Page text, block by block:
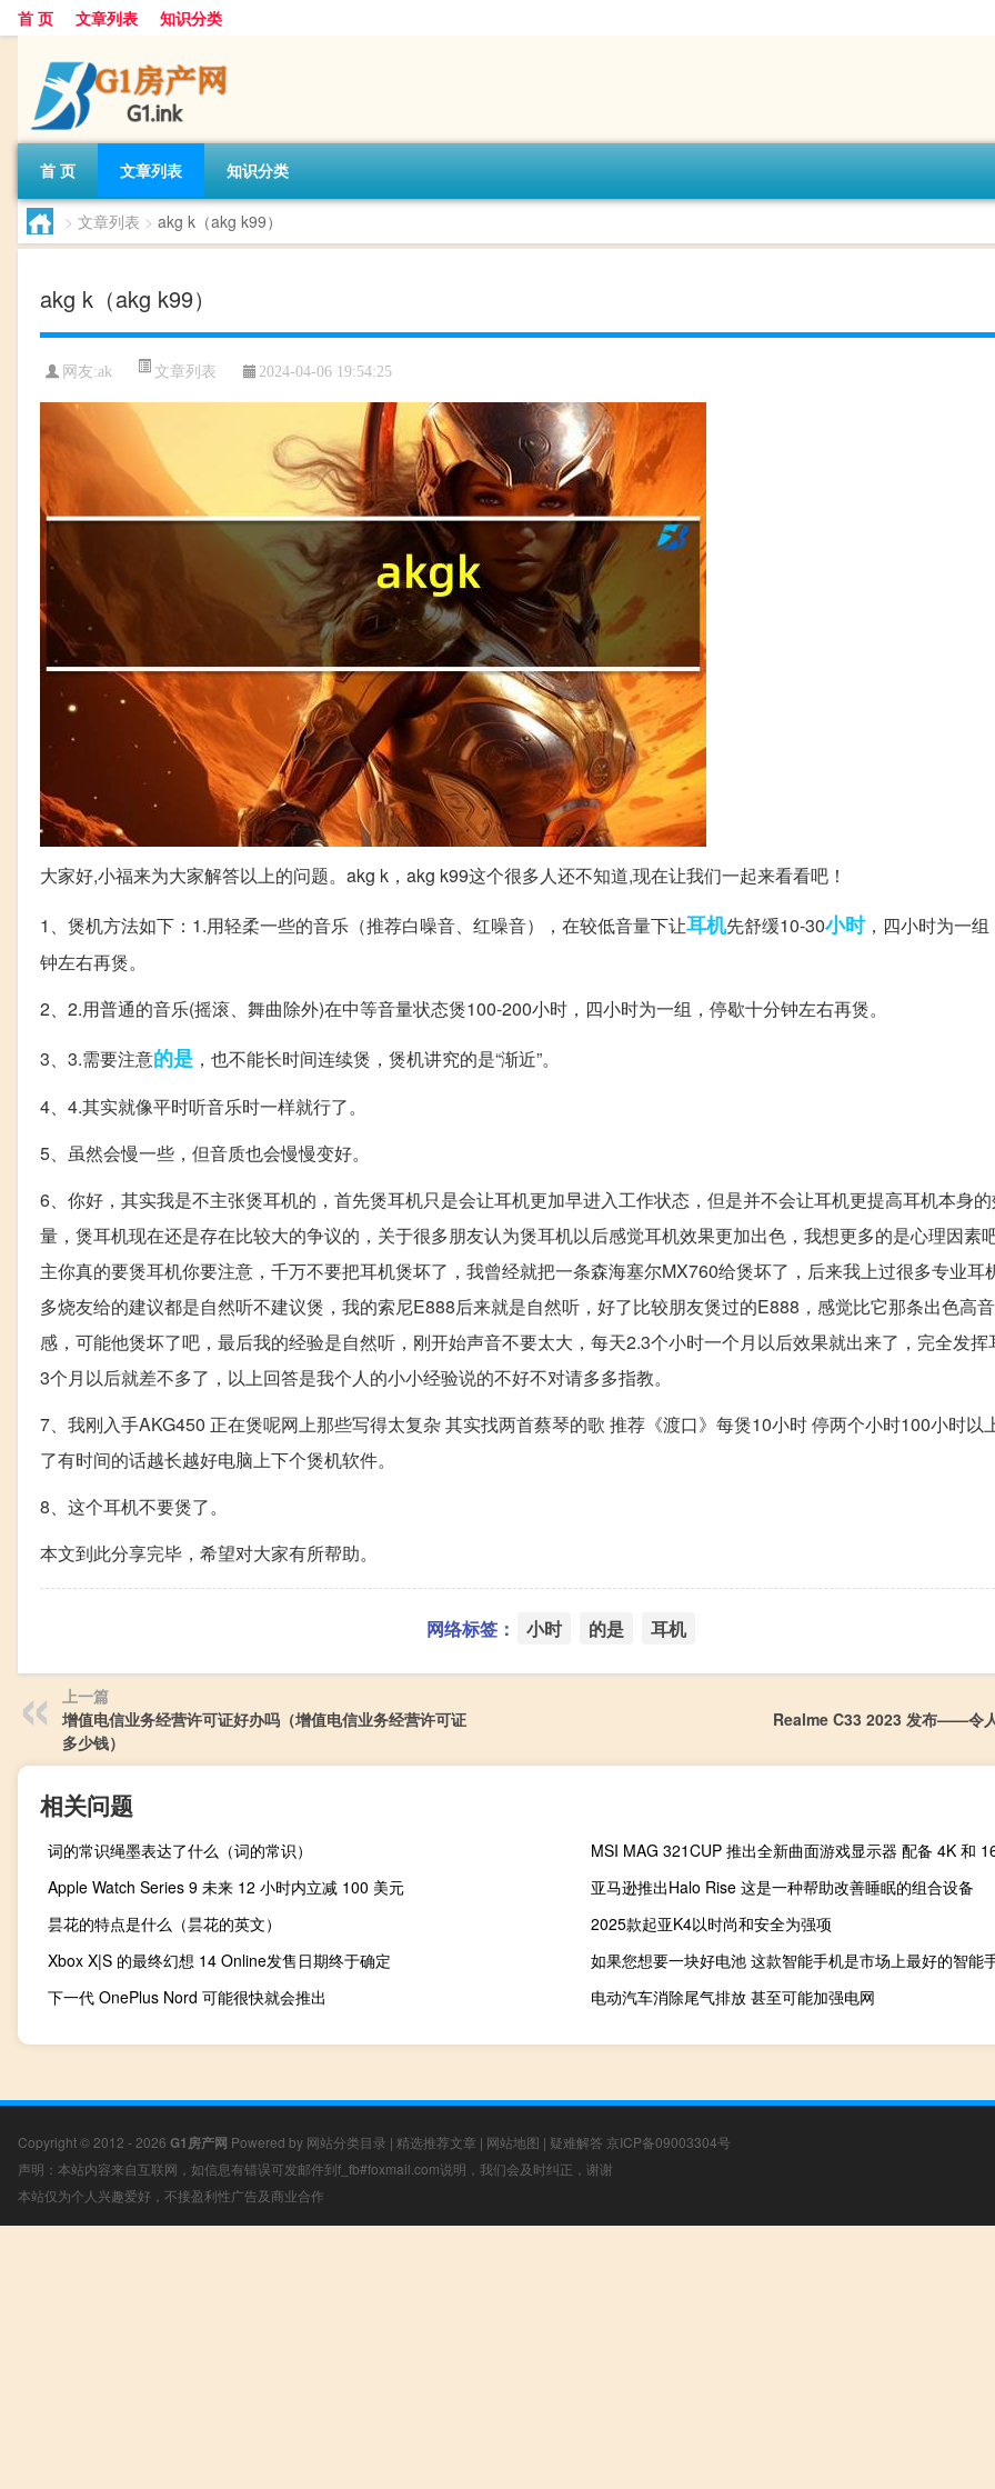
首 页 文章列表 知识分类
首 页 文章列表 知识分类
> 文章列表 > akg k（akg k99）
akg k（akg k99）
网友:ak 文章列表 2024-04-06 19:54:25
大家好,小福来为大家解答以上的问题。akg k，akg k99这个很多人还不知道,现在让我们一起来看看吧！
1、煲机方法如下：1.用轻柔一些的音乐（推荐白噪音、红噪音），在较低音量下让耳机先舒缓10-30小时，四小时为一
钟左右再煲。
2、2.用普通的音乐(摇滚、舞曲除外)在中等音量状态煲100-200小时，四小时为一组，停歇十分钟左右再煲。
3、3.需要注意的是 ，也不能长时间连续煲，煲机讲究的是“渐近”。
4、4.其实就像平时听音乐时一样就行了。
5、虽然会慢一些，但音质也会慢慢变好。
6、你好，其实我是不主张煲耳机的，首先煲耳机只是会让耳机更加早进入工作状态，但是并不会让耳机更提高耳机本身
量，煲耳机现在还是存在比较大的争议的，关于很多朋友认为煲耳机以后感觉耳机效果更加出色，我想更多的是心理因素
主你真的要煲耳机你要注意，千万不要把耳机煲坏了，我曾经就把一条森海塞尔MX760给煲坏了，后来我上过很多专业耳
多烧友给的建议都是自然听不建议煲，我的索尼E888后来就是自然听，好了比较朋友煲过的E888，感觉比它那条出色高
感，可能他煲坏了吧，最后我的经验是自然听，刚开始声音不要太大，每天2.3个小时一个月以后效果就出来了，完全发挥
3个月以后就差不多了，以上回答是我个人的小小经验说的不好不对请多多指教。
7、我刚入手AKG450 正在煲呢网上那些写得太复杂 其实找两首蔡琴的歌 推荐《渡口》每煲10小时 停两个小时100小时以
了有时间的话越长越好电脑上下个煲机软件。
8、这个耳机不要煲了。
本文到此分享完毕，希望对大家有所帮助。
网络标签： 小时 的是 耳机
上一篇
增值电信业务经营许可证好办吗（增值电信业务经营许可证
多少钱）
Realme C33 2023 发布——令
相关问题
词的常识绳墨表达了什么（词的常识）
MSI MAG 321CUP 推出全新曲面游戏显示器 配备 4K 和
Apple Watch Series 9 未来 12 小时内立减 100 美元
亚马逊推出Halo Rise 这是一种帮助改善睡眠的组合设备
昙花的特点是什么（昙花的英文）
2025款起亚K4以时尚和安全为强项
Xbox X|S 的最终幻想 14 Online发售日期终于确定
如果您想要一块好电池 这款智能手机是市场上最好的智能
下一代 OnePlus Nord 可能很快就会推出
电动汽车消除尾气排放 甚至可能加强电网
Copyright © 2012 - 2026 G1房产网 Powered by 网站分类目录 | 精选推荐文章 | 网站地图 | 疑难解答 京ICP备09003304号
声明：本站内容来自互联网，如信息有错误可发邮件到f_fb#foxmail.com说明，我们会及时纠正，谢谢
本站仅为个人兴趣爱好，不接盈利性广告及商业合作